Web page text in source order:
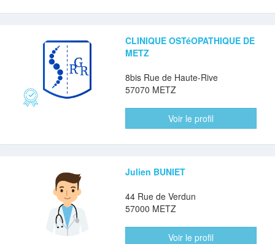
CLINIQUE OSTéOPATHIQUE DE
METZ
8bis Rue de Haute-Rive
57070 METZ
Voir le profil
Julien BUNIET
44 Rue de Verdun
57000 METZ
Voir le profil